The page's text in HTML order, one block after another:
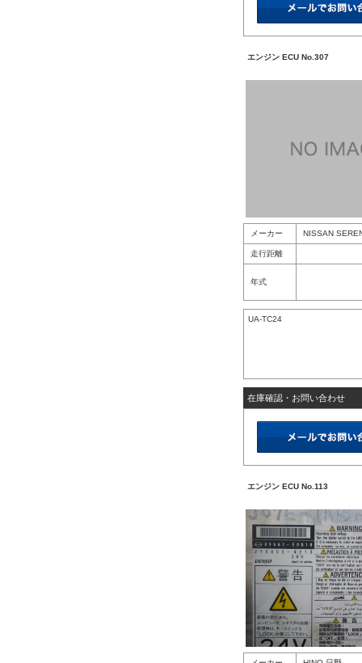
エンジン ECU No.307
メーカー NISSAN
走行距離
年式
UA-TC24
在庫確認・お問い合わせ
エンジン ECU No.113